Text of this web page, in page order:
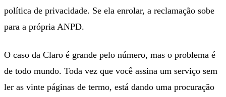
política de privacidade. Se ela enrolar, a reclamação sobe
para a própria ANPD.
O caso da Claro é grande pelo número, mas o problema é
de todo mundo. Toda vez que você assina um serviço sem
ler as vinte páginas de termo, está dando uma procuração